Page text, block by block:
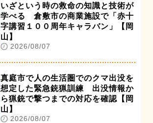
いざという時の救命の知識と技術が
学べる 倉敷市の商業施設で「赤十
字講習１００周年キャラバン」【岡
山】
2026/08/07
真庭市で人の生活圏でのクマ出没を
想定した緊急銃猟訓練 出没情報か
ら猟銃で撃つまでの対応を確認【岡
山】
2026/08/07